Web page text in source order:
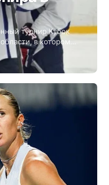
турнир Кубок
в котором
команды
«Актобе».